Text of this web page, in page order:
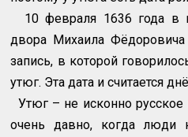
10 февраля 1636 года в
двора Михаила
запись, в которой
утюг. Эта дата и считается
Утюг – не исконно русское
очень давно, когда люди